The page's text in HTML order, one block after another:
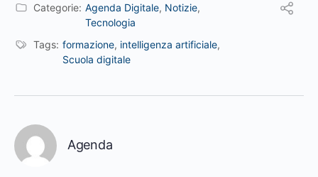
Categorie: Agenda Digitale, Notizie,
Tecnologia
Tags: formazione, intelligenza artificiale,
Scuola digitale
Agenda